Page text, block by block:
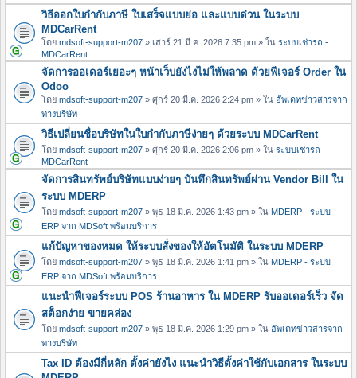
วิธีออกใบกำกับภาษี ใบเสร็จแบบย่อ และแบบด่วน ในระบบ
MDCarRent
โดย mdsoft-support-m207 » เสาร์ 21 มี.ค. 2026 7:35 pm » ใน ระบบเช่ารถ -
MDCarRent
จัดการออเดอร์เยอะๆ หน้าเว็บยังไงไม่ให้พลาด ด้วยฟีเจอร์ Order ใน
Odoo
โดย mdsoft-support-m207 » ศุกร์ 20 มี.ค. 2026 2:24 pm » ใน อัพเดทข่าวสารจาก
ทางบริษัท
วิธีเปลี่ยนชื่อบริษัทในใบกำกับภาษีง่ายๆ ด้วยระบบ MDCarRent
โดย mdsoft-support-m207 » ศุกร์ 20 มี.ค. 2026 2:06 pm » ใน ระบบเช่ารถ -
MDCarRent
จัดการสินทรัพย์บริษัทแบบง่ายๆ บันทึกสินทรัพย์ผ่าน Vendor Bill ใน
ระบบ MDERP
โดย mdsoft-support-m207 » พุธ 18 มี.ค. 2026 1:43 pm » ใน MDERP - ระบบ
ERP จาก MDSoft พร้อมบริการ
แก้ปัญหาของหมด ให้ระบบสั่งของให้อัตโนมัติ ในระบบ MDERP
โดย mdsoft-support-m207 » พุธ 18 มี.ค. 2026 1:41 pm » ใน MDERP - ระบบ
ERP จาก MDSoft พร้อมบริการ
แนะนำฟีเจอร์ระบบ POS ร้านอาหาร ใน MDERP รับออเดอร์เร็ว จัด
สต็อกง่าย ขายคล่อง
โดย mdsoft-support-m207 » พุธ 18 มี.ค. 2026 1:29 pm » ใน อัพเดทข่าวสารจาก
ทางบริษัท
Tax ID ต้องมีกี่หลัก ตั้งค่ายังไง แนะนำวิธีตั้งค่าใช้กับเอกสาร ในระบบ